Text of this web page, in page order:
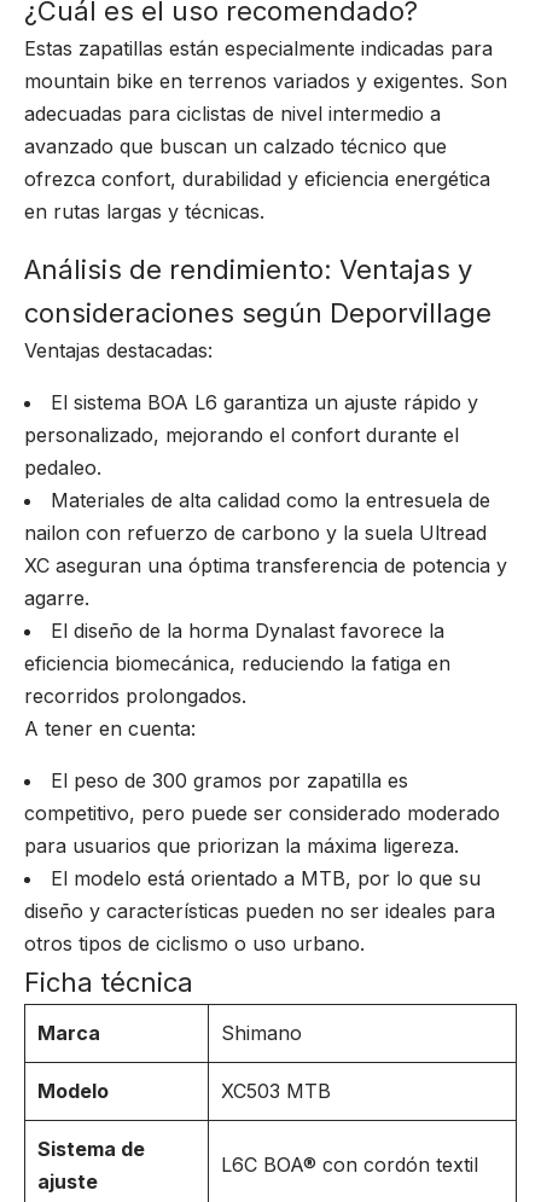
¿Cuál es el uso recomendado?
Estas zapatillas están especialmente indicadas para
mountain bike en terrenos variados y exigentes. Son
adecuadas para ciclistas de nivel intermedio a
avanzado que buscan un calzado técnico que
ofrezca confort, durabilidad y eficiencia energética
en rutas largas y técnicas.
Análisis de rendimiento: Ventajas y
consideraciones según Deporvillage
Ventajas destacadas:
El sistema BOA L6 garantiza un ajuste rápido y
personalizado, mejorando el confort durante el
pedaleo.
Materiales de alta calidad como la entresuela de
nailon con refuerzo de carbono y la suela Ultread
XC aseguran una óptima transferencia de potencia y
agarre.
El diseño de la horma Dynalast favorece la
eficiencia biomecánica, reduciendo la fatiga en
recorridos prolongados.
A tener en cuenta:
El peso de 300 gramos por zapatilla es
competitivo, pero puede ser considerado moderado
para usuarios que priorizan la máxima ligereza.
El modelo está orientado a MTB, por lo que su
diseño y características pueden no ser ideales para
otros tipos de ciclismo o uso urbano.
Ficha técnica
Marca Shimano
Modelo XC503 MTB
Sistema de
ajuste
L6C BOA® con cordón textil